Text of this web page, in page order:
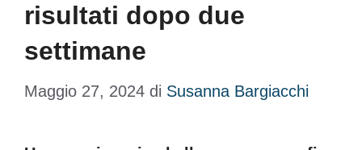
risultati dopo due
settimane
Maggio 27, 2024 di Susanna Bargiacchi